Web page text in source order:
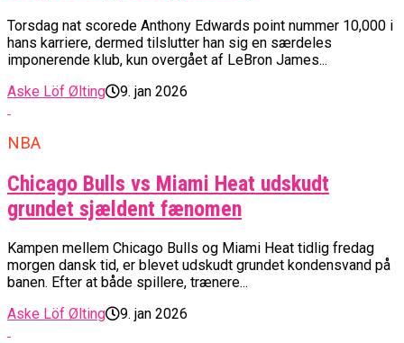
Torsdag nat scorede Anthony Edwards point nummer 10,000 i
hans karriere, dermed tilslutter han sig en særdeles
imponerende klub, kun overgået af LeBron James...
Aske Löf Ølting
9. jan 2026
NBA
Chicago Bulls vs Miami Heat udskudt
grundet sjældent fænomen
Kampen mellem Chicago Bulls og Miami Heat tidlig fredag
morgen dansk tid, er blevet udskudt grundet kondensvand på
banen. Efter at både spillere, trænere...
Aske Löf Ølting
9. jan 2026